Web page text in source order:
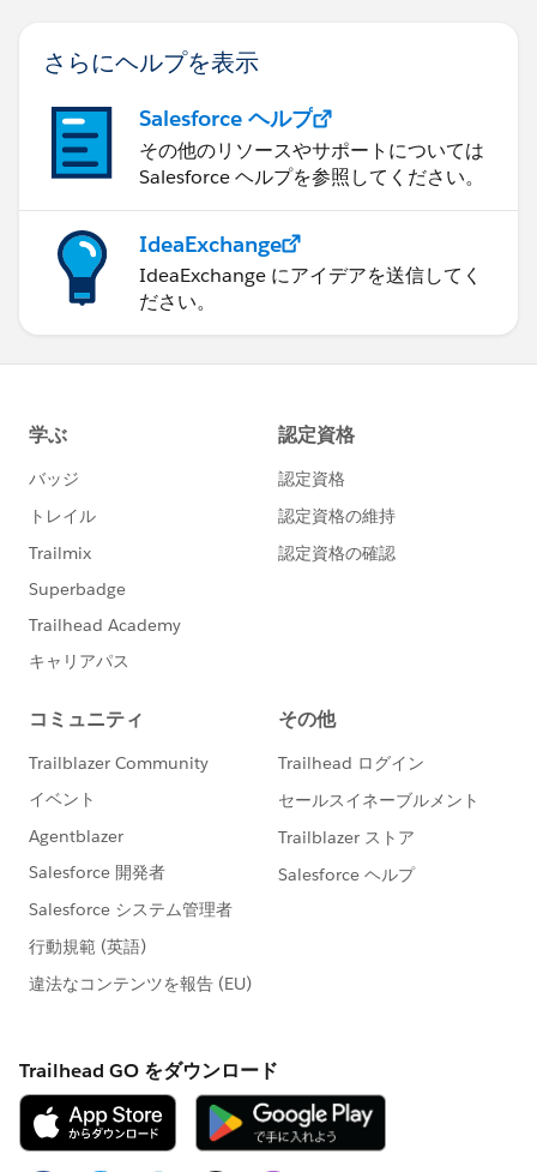
さらにヘルプを表示
Salesforce ヘルプ
その他のリソースやサポートについては
Salesforce ヘルプを参照してください。
IdeaExchange
IdeaExchange にアイデアを送信してく
ださい。